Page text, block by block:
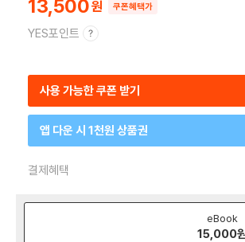
13,500 쿠폰혜택가
YES포인트
사용 가능한 쿠폰 받기
앱 다운 시 1천원 상품권
결제혜택
eBook
15,000